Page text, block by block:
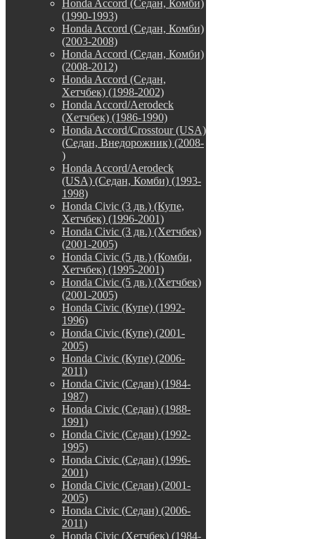
Honda Accord (Седан, Комби)
(1990-1993)
Honda Accord (Седан, Комби)
(2003-2008)
Honda Accord (Седан, Комби)
(2008-2012)
Honda Accord (Седан,
Хетчбек) (1998-2002)
Honda Accord/Aerodeck
(Хетчбек) (1986-1990)
Honda Accord/Crosstour (USA)
(Седан, Внедорожник) (2008-
)
Honda Accord/Аerodeck
(USA) (Седан, Комби) (1993-
1998)
Honda Civic (3 дв.) (Купе,
Хетчбек) (1996-2001)
Honda Civic (3 дв.) (Хетчбек)
(2001-2005)
Honda Civic (5 дв.) (Комби,
Хетчбек) (1995-2001)
Honda Civic (5 дв.) (Хетчбек)
(2001-2005)
Honda Civic (Купе) (1992-
1996)
Honda Civic (Купе) (2001-
2005)
Honda Civic (Купе) (2006-
2011)
Honda Civic (Седан) (1984-
1987)
Honda Civic (Седан) (1988-
1991)
Honda Civic (Седан) (1992-
1995)
Honda Civic (Седан) (1996-
2001)
Honda Civic (Седан) (2001-
2005)
Honda Civic (Седан) (2006-
2011)
Honda Civic (Хетчбек) (1984-